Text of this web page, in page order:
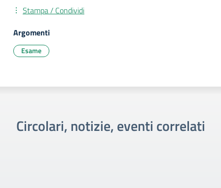
Stampa / Condividi
Argomenti
Esame
Circolari, notizie, eventi correlati